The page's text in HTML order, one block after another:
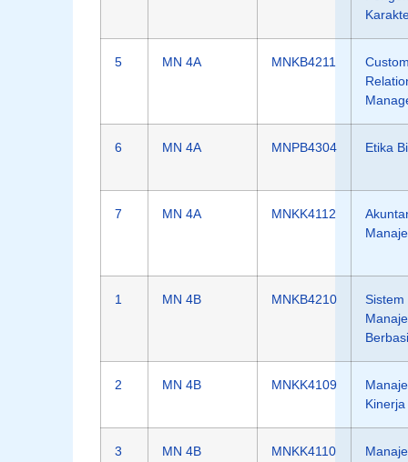
5 MN 4A MNKB4211
6 MN 4A MNPB4304 Etika
7 MN 4A MNKK4112
1 MN 4B MNKB4210
Sistem
2 MN 4B MNKK4109
Kinerja
3 MN 4B MNKK4110